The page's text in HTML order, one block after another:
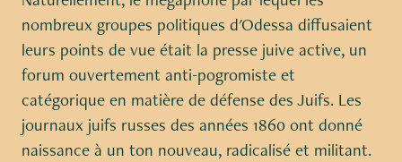
nombreux groupes politiques d'Odessa diffusaient
leurs points de vue était la presse juive active, un
forum ouvertement anti-pogromiste et
catégorique en matière de défense des Juifs. Les
journaux juifs russes des années 1860 ont donné
naissance à un ton nouveau, radicalisé et militant.